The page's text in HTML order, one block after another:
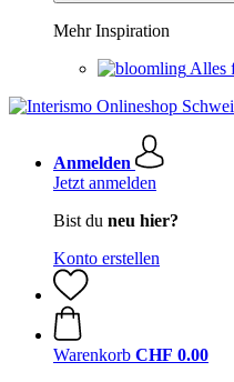
Mehr Inspiration
Alles
Anmelden
Jetzt anmelden
Bist du neu hier?
Konto erstellen
Warenkorb CHF 0.00